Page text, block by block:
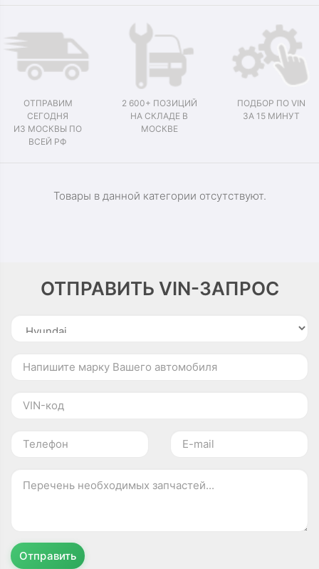
ОТПРАВИМ
СЕГОДНЯ
ИЗ МОСКВЫ ПО
ВСЕЙ РФ
2 600+ ПОЗИЦИЙ
НА СКЛАДЕ В
МОСКВЕ
ПОДБОР ПО VIN
ЗА 15 МИНУТ
Товары в данной категории отсутствуют.
ОТПРАВИТЬ VIN-ЗАПРОС
Отправить